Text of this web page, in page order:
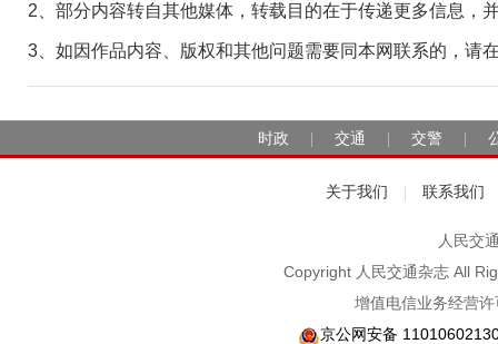
2、部分内容转自其他媒体，转载目的在于传递更多信息，
3、如因作品内容、版权和其他问题需要同本网联系的，请
时政 交通 交警
关于我们 联系我们
人民交
Copyright 人民交通杂志 All
增值电信业务经营
京公网安备